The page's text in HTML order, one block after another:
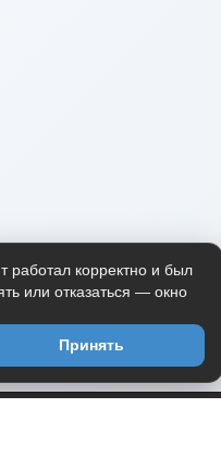
работал корректно и был
или отказаться — окно
Принять